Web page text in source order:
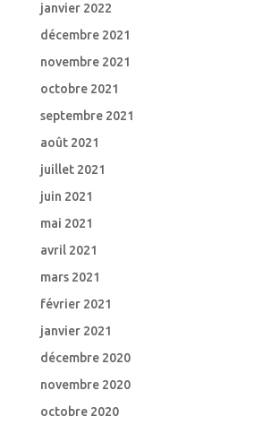
janvier 2022
décembre 2021
novembre 2021
octobre 2021
septembre 2021
août 2021
juillet 2021
juin 2021
mai 2021
avril 2021
mars 2021
février 2021
janvier 2021
décembre 2020
novembre 2020
octobre 2020